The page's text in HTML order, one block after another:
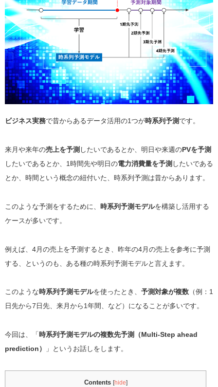
ビジネス実務で昔からあるデータ活用の1つが時系列予測です。
来月や来年の売上を予測 したいであるとか、明日や来週のPVを予測
したいであるとか、1時間先や明日の電力消費量を予測 したいである
とか、時間という概念の紐付いた、時系列予測は昔からあります。
このような予測をするために、 時系列予測モデルを構築し活用する
ケースが多いです。
例えば、4月の売上を予測するとき、昨年の4月の売上を参考に予測
する、というのも、ある種の時系列予測モデルと言えます。
このような時系列予測モデルを使ったとき、 予測対象が複数 （例：1
日先から7日先、来月から1年間、など）になることが多いです。
今回は、「時系列予測モデルの複数先予測（Multi-Step ahead
prediction）
」というお話しをします。
Contents [hide]